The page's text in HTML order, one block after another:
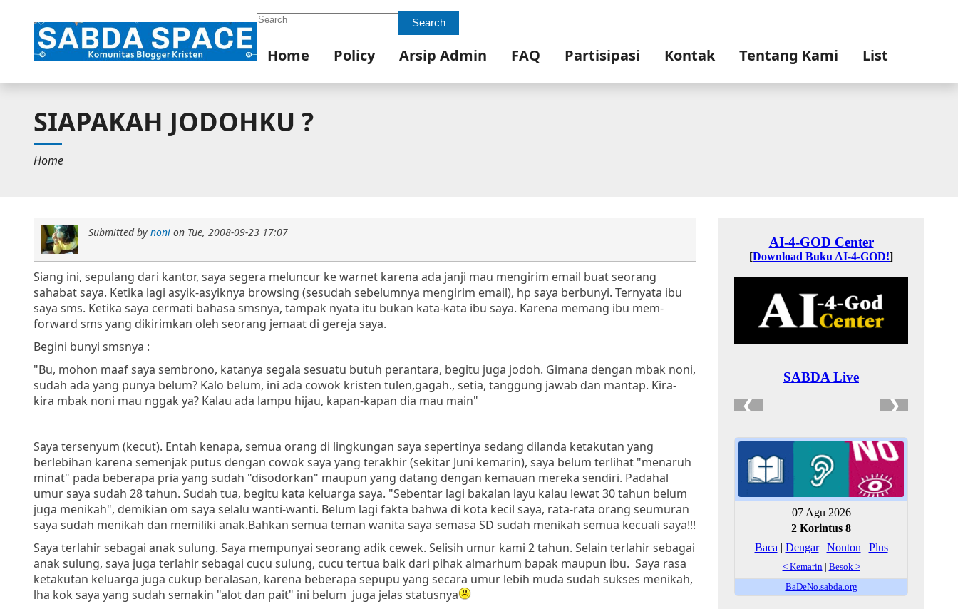
Search Search
Home Policy Arsip Admin FAQ Partisipasi Kontak Tentang Kami List
SIAPAKAH JODOHKU ?
Home
Submitted bynoni on Tue, 2008-09-23 17:07
Siang ini, sepulang dari kantor, saya segera meluncur ke warnet karena ada janji mau mengirim email buat seorang
sahabat saya. Ketika lagi asyik-asyiknya browsing (sesudah sebelumnya mengirim email), hp saya berbunyi. Ternyata ibu
saya sms. Ketika saya cermati bahasa smsnya, tampak nyata itu bukan kata-kata ibu saya. Karena memang ibu mem-
forward sms yang dikirimkan oleh seorang jemaat di gereja saya.
Begini bunyi smsnya :
"Bu, mohon maaf saya sembrono, katanya segala sesuatu butuh perantara, begitu juga jodoh. Gimana dengan mbak noni,
sudah ada yang punya belum? Kalo belum, ini ada cowok kristen tulen,gagah., setia, tanggung jawab dan mantap. Kira-
kira mbak noni mau nggak ya? Kalau ada lampu hijau, kapan-kapan dia mau main"
Saya tersenyum (kecut). Entah kenapa, semua orang di lingkungan saya sepertinya sedang dilanda ketakutan yang
berlebihan karena semenjak putus dengan cowok saya yang terakhir (sekitar Juni kemarin), saya belum terlihat "menaruh
minat" pada beberapa pria yang sudah "disodorkan" maupun yang datang dengan kemauan mereka sendiri. Padahal
umur saya sudah 28 tahun. Sudah tua, begitu kata keluarga saya. "Sebentar lagi bakalan layu kalau lewat 30 tahun belum
juga menikah", demikian om saya selalu wanti-wanti. Belum lagi fakta bahwa di kota kecil saya, rata-rata orang seumuran
saya sudah menikah dan memiliki anak.Bahkan semua teman wanita saya semasa SD sudah menikah semua kecuali saya!!!
Saya terlahir sebagai anak sulung. Saya mempunyai seorang adik cewek. Selisih umur kami 2 tahun. Selain terlahir sebagai
anak sulung, saya juga terlahir sebagai cucu sulung, cucu tertua baik dari pihak almarhum bapak maupun ibu. Saya rasa
ketakutan keluarga juga cukup beralasan, karena beberapa sepupu yang secara umur lebih muda sudah sukses menikah,
lha kok saya yang sudah semakin "alot dan pait" ini belum juga jelas statusnya